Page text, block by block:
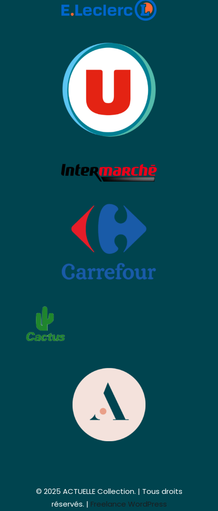
© 2025 ACTUELLE Collection. | Tous droits
réservés. | Freelance WordPress